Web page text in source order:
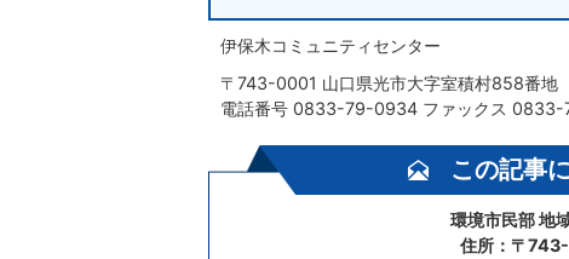
伊保木コミュニティセンター
〒743-0001 山口県光市大字室積村858番地
電話番号 0833-79-0934 ファックス
この記事
環境市民部 地
住所：〒